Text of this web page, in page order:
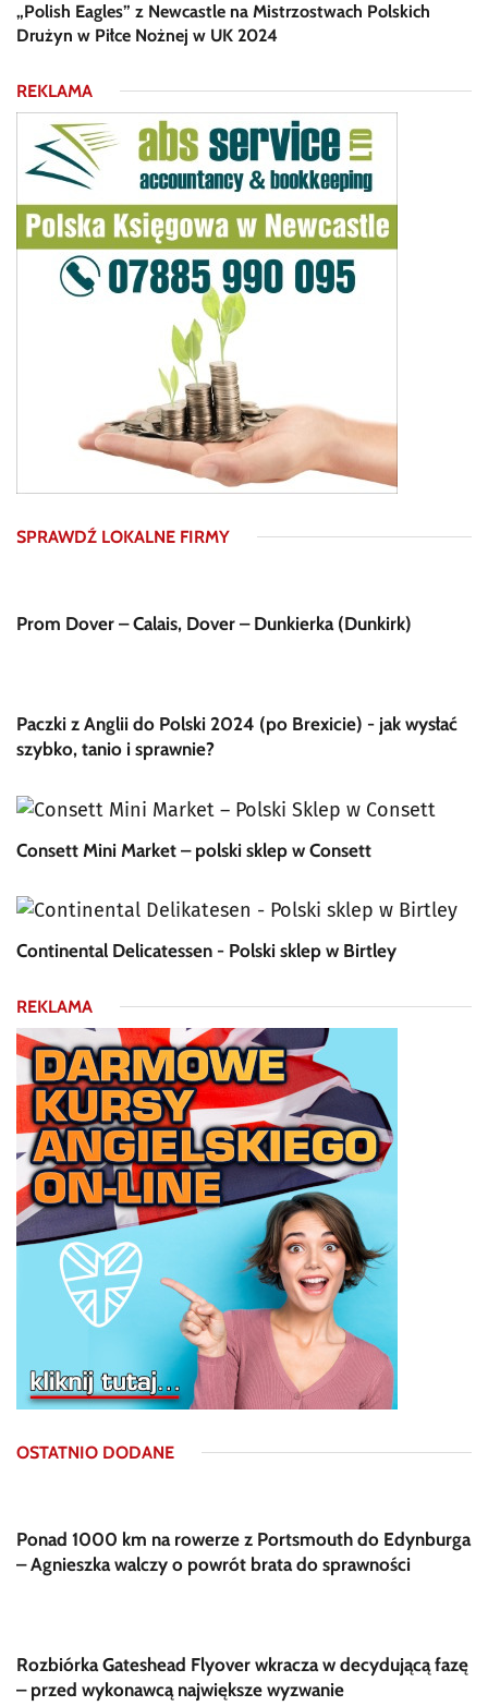
„Polish Eagles” z Newcastle na Mistrzostwach Polskich
Drużyn w Piłce Nożnej w UK 2024
REKLAMA
SPRAWDŹ LOKALNE FIRMY
Prom Dover – Calais, Dover – Dunkierka (Dunkirk)
Paczki z Anglii do Polski 2024 (po Brexicie) - jak wysłać
szybko, tanio i sprawnie?
Consett Mini Market – polski sklep w Consett
Continental Delicatessen - Polski sklep w Birtley
REKLAMA
OSTATNIO DODANE
Ponad 1000 km na rowerze z Portsmouth do Edynburga
– Agnieszka walczy o powrót brata do sprawności
Rozbiórka Gateshead Flyover wkracza w decydującą fazę
– przed wykonawcą największe wyzwanie